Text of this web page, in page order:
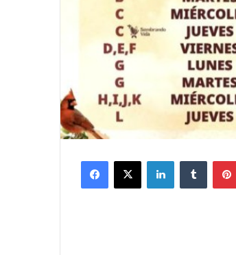
Facebook
X LinkedInTumblr